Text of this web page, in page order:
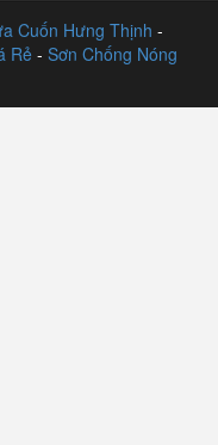
Cuốn Hưng Thịnh -
Rẻ- Sơn Chống Nóng